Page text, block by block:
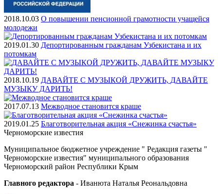
2018.10.03 О повышении пенсионной грамотности учащейся
молодежи
2019.01.30 Депортированным гражданам Узбекистана и их
потомкам
2018.10.19 ДАВАЙТЕ С МУЗЫКОЙ ДРУЖИТЬ, ДАВАЙТЕ
МУЗЫКУ ДАРИТЬ!
2017.07.13 Межводное становится краше
2019.01.25 Благотворительная акция «Снежинка счастья»
Черноморские известия
Муниципальное бюджетное учреждение " Редакция газеты "
Черноморские известия" муниципального образования
Черноморский район Республики Крым
Главного редактора - Иванюта Наталья Реональдовна